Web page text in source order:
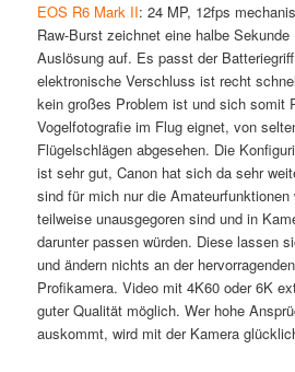
EOS R6 Mark II: 24 MP, 12fps
Raw-Burst zeichnet eine halbe
Auslösung auf. Es passt der
elektronische Verschluss ist recht
kein großes Problem ist und sich somit
Vogelfotografie im Flug eignet, von
Flügelschlägen abgesehen. Die
ist sehr gut, Canon hat sich da sehr
sind für mich nur die Amateurfunktionen
teilweise unausgegoren sind und in
darunter passen würden. Diese lassen
und ändern nichts an der
Profikamera. Video mit 4K60 oder 6K
guter Qualität möglich. Wer hohe
auskommt, wird mit der Kamera